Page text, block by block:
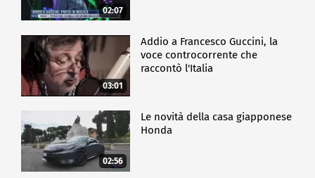
02:07
03:01
Addio a Francesco Guccini, la
voce controcorrente che
raccontò l'Italia
02:56
Le novità della casa giapponese
Honda